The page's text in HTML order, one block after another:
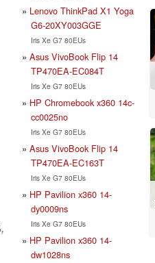
Lenovo ThinkPad X1 Yoga
G6-20XY003GGE
Iris Xe G7 80EUs
Asus VivoBook Flip 14
TP470EA-EC084T
Iris Xe G7 80EUs
HP Chromebook x360 14c-
cc0025no
Iris Xe G7 80EUs
Asus VivoBook Flip 14
TP470EA-EC163T
Iris Xe G7 80EUs
HP Pavilion x360 14-
dy0009ns
Iris Xe G7 80EUs
HP Pavilion x360 14-
dw1028ns